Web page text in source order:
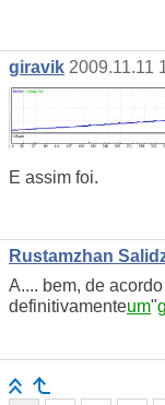
giravik 2009.11.11
E assim foi.
Rustamzhan
А.... bem, de
definitivamenteum"